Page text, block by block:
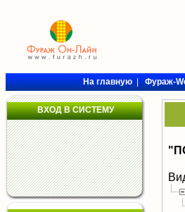
На главную|Фураж-
ВХОД В СИСТЕМУ